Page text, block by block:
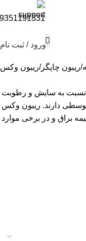
ورود / ثبت نام
ریبون چاپگر ریبون وکس
نسبت به سایش و رطوبت
دارند. ریبون وکس
براق و در برخی موارد